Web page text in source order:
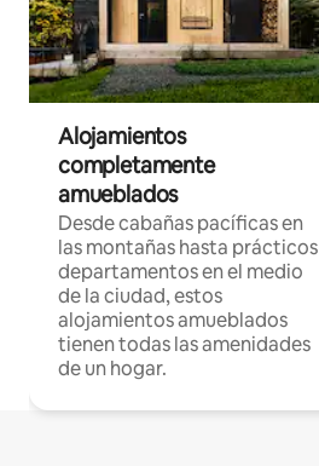
Alojamientos
completamente
amueblados
Desde cabañas pacíficas en
las montañas hasta prácticos
departamentos en el medio
de la ciudad, estos
alojamientos amueblados
tienen todas las amenidades
de un hogar.